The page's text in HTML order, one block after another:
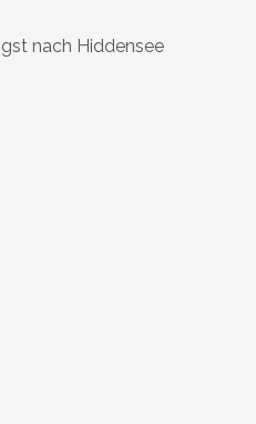
nach Hiddensee